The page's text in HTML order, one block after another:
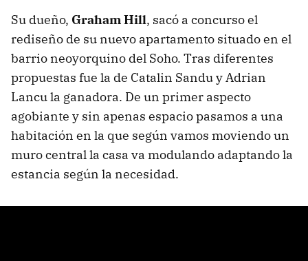
Su dueño, Graham Hill, sacó a concurso el
rediseño de su nuevo apartamento situado en el
barrio neoyorquino del Soho. Tras diferentes
propuestas fue la de Catalin Sandu y Adrian
Lancu la ganadora. De un primer aspecto
agobiante y sin apenas espacio pasamos a una
habitación en la que según vamos moviendo un
muro central la casa va modulando adaptando la
estancia según la necesidad.